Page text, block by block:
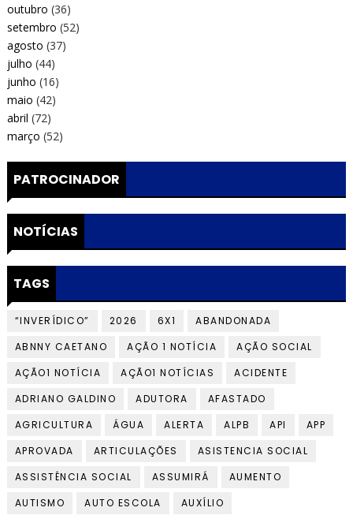
outubro (36)
setembro (52)
agosto (37)
julho (44)
junho (16)
maio (42)
abril (72)
março (52)
PATROCINADOR
NOTÍCIAS
TAGS
“INVERÍDICO” 2026 6X1
ABANDONADA
ABNNY CAETANO
AÇÃO 1 NOTÍCIA
AÇÃO SOCIAL
AÇÃO1 NOTÍCIA
AÇÃO1 NOTÍCIAS
ACIDENTE
ADRIANO GALDINO
ADUTORA
AFASTADO
AGRICULTURA
ÁGUA ALERTA ALPB API
APP
APROVADA
ARTICULAÇÕES
ASISTENCIA SOCIAL
ASSISTÊNCIA SOCIAL
ASSUMIRÁ
AUMENTO
AUTISMO
AUTO ESCOLA
AUXÍLIO